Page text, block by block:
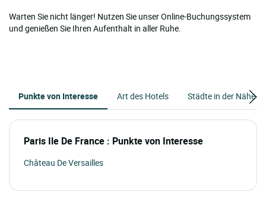
Warten Sie nicht länger! Nutzen Sie unser Online-Buchungssystem
und genießen Sie Ihren Aufenthalt in aller Ruhe.
Punkte von Interesse Art des Hotels Städte in der Nähe
Paris Ile De France : Punkte von Interesse
Château De Versailles